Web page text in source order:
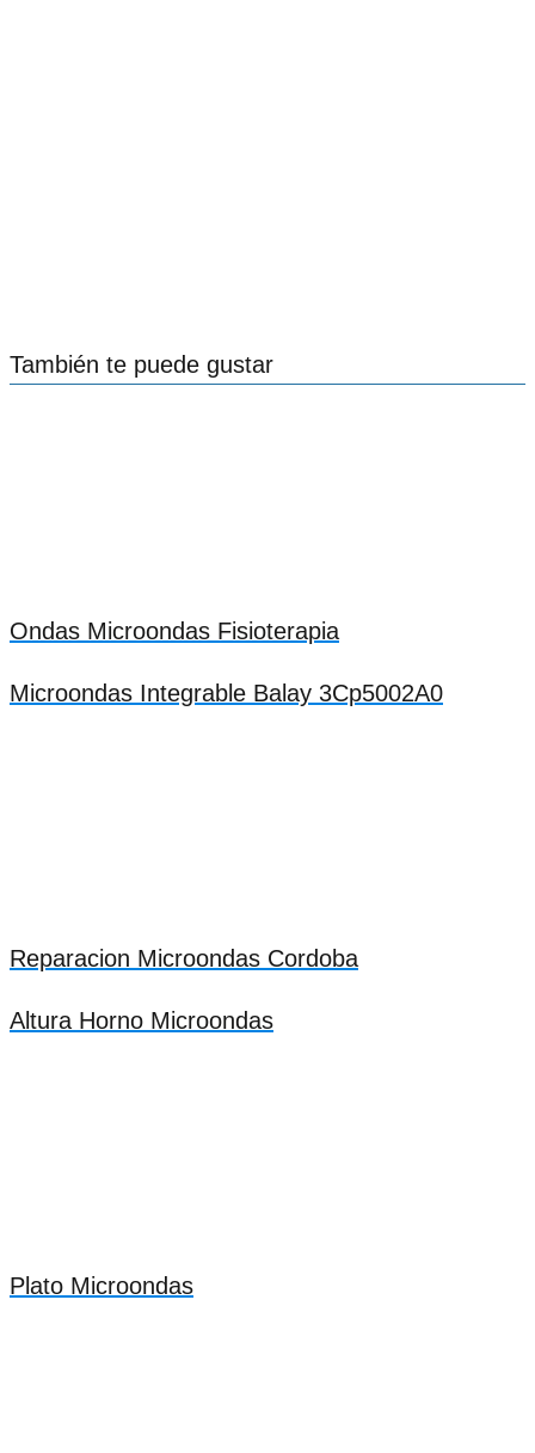
También te puede gustar
Ondas Microondas Fisioterapia
Microondas Integrable Balay 3Cp5002A0
Reparacion Microondas Cordoba
Altura Horno Microondas
Plato Microondas